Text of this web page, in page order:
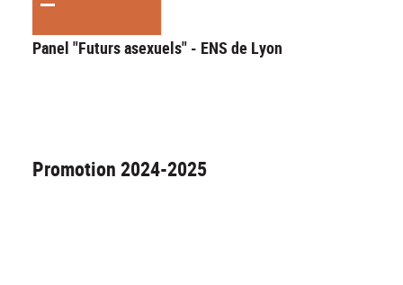
Panel "Futurs asexuels" - ENS de Lyon
Promotion 2024-2025